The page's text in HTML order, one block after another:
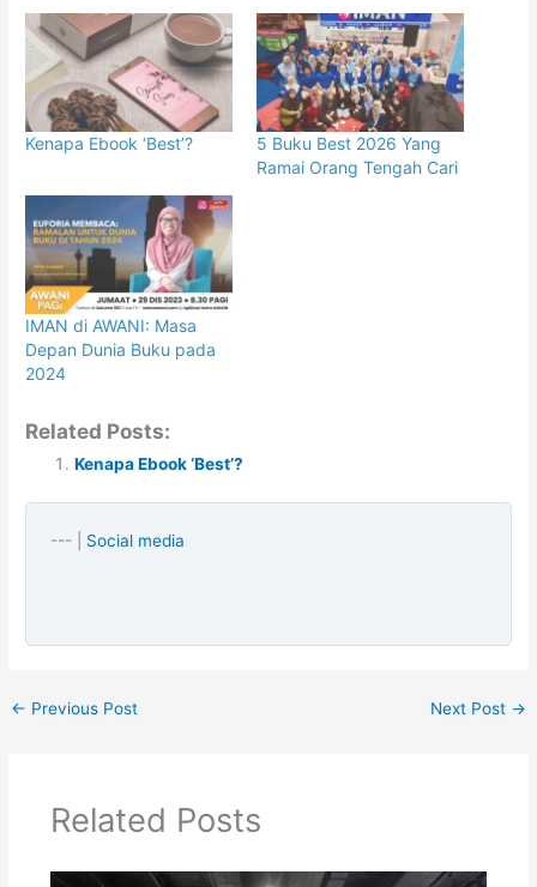
Kenapa Ebook ‘Best’?
5 Buku Best 2026 Yang
Ramai Orang Tengah Cari
IMAN di AWANI: Masa
Depan Dunia Buku pada
2024
Related Posts:
Kenapa Ebook ‘Best’?
--- | Social media
← Previous Post Next Post →
Related Posts